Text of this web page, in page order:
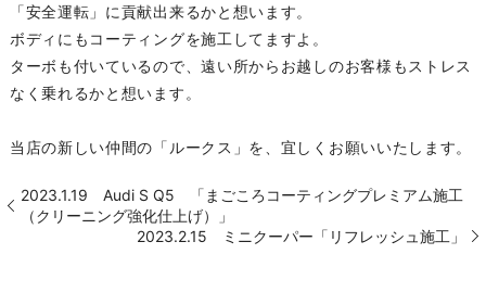
「安全運転」に貢献出来るかと想います。
ボディにもコーティングを施工してますよ。
ターボも付いているので、遠い所からお越しのお客様もストレス
なく乗れるかと想います。
当店の新しい仲間の「ルークス」を、宜しくお願いいたします。
2023.1.19 Audi S Q5 「まごころコーティングプレミアム施工
（クリーニング強化仕上げ）」
2023.2.15 ミニクーパー「リフレッシュ施工」